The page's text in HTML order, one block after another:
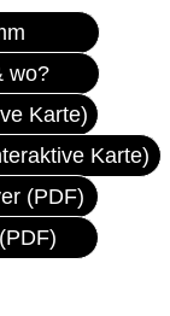
wo?
Karte)
Karte)
(PDF)